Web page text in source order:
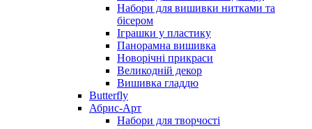
Набори для вишивки нитками та
бісером
Іграшки у пластику
Панорамна вишивка
Новорічні прикраси
Великодній декор
Вишивка гладдю
Butterfly
Абрис-Арт
Набори для творчості